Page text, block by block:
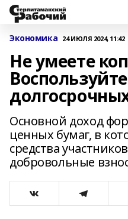
Экономика 24 ИЮЛЯ 2024, 11:42
Не умеете
Основной доход
ценных бумаг, в
средства
добровольные